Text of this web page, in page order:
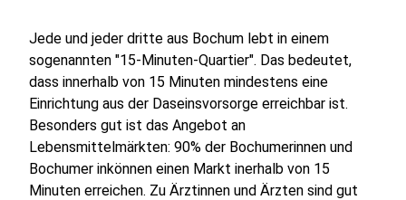
Jede und jeder dritte aus Bochum lebt in einem
sogenannten "15-Minuten-Quartier". Das bedeutet,
dass innerhalb von 15 Minuten mindestens eine
Einrichtung aus der Daseinsvorsorge erreichbar ist.
Besonders gut ist das Angebot an
Lebensmittelmärkten: 90% der Bochumerinnen und
Bochumer inkönnen einen Markt inerhalb von 15
Minuten erreichen. Zu Ärztinnen und Ärzten sind gut